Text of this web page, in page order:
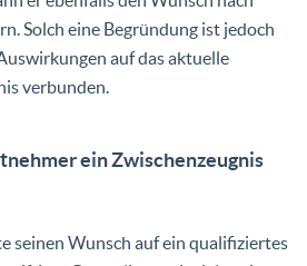
Solch eine Begründung ist jedoch
auf das aktuelle
verbunden.
ein Zwischenzeugnis
seinen Wunsch auf ein qualifiziertes